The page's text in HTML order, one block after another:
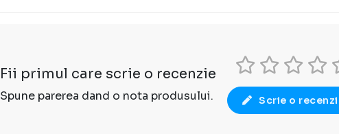
Fii primul care scrie o recenzie
Spune parerea dand o nota produsului. Scrie o